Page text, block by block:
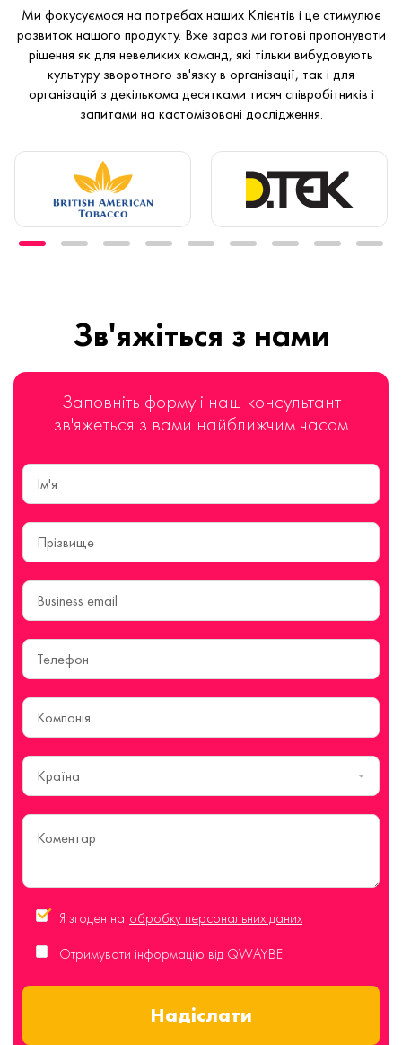
Ми фокусуємося на потребах наших Клієнтів і це стимулює
розвиток нашого продукту. Вже зараз ми готові пропонувати
рішення як для невеликих команд, які тільки вибудовують
культуру зворотного зв'язку в організації, так і для
організацій з декількома десятками тисяч співробітників і
запитами на кастомізовані дослідження.
Зв'яжіться з нами
Заповніть форму і наш консультант
зв'яжеться з вами найближчим часом
Країна
Я згоден на обробку персональних даних
Отримувати інформацію від QWAYBE
Надіслати